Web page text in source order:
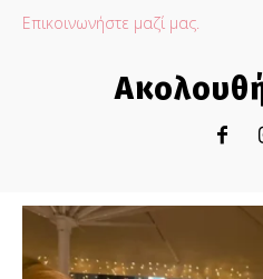
Επικοινωνήστε μαζί μας.